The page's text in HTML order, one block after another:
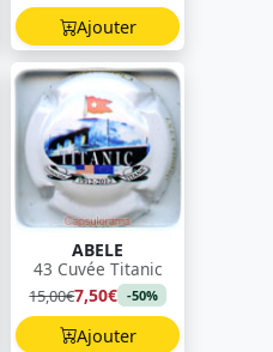
Ajouter
ABELE
43 Cuvée Titanic
15,00€7,50€ -50%
Ajouter